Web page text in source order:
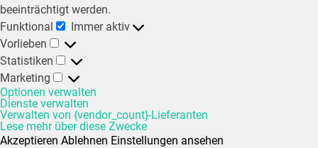
beeinträchtigt werden.
Funktional
Immer aktiv
Vorlieben
Statistiken
Marketing
Optionen verwalten
Dienste verwalten
Verwalten von {vendor_count}-Lieferanten
Lese mehr über diese Zwecke
Akzeptieren Ablehnen Einstellungen ansehen